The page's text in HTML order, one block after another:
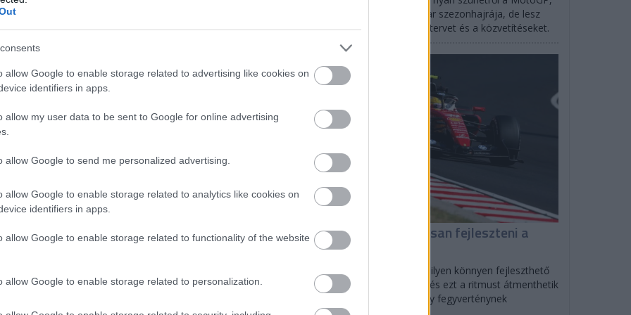
allow Google to enable storage related to advertising like cookies on
identifiers in apps.
allow my user data to be sent to Google for online advertising
allow Google to send me personalized advertising.
allow Google to enable storage related to analytics like cookies on
identifiers in apps.
allow Google to enable storage related to functionality of the website
allow Google to enable storage related to personalization.
hiszen Katar évadnyitóként szerepelt a
miatt elhalasztották a márciusi futamot –, ehelyett viszont
hiszen míg Katarban egy 1812 km-es, Bahreinben pedig 8
a legtöbb WEC-fordulónak megfelelően hat órán át
16-18-i hétvégén látogat a mezőny – méghozzá a WEC
6-8-án kerül sor (itt legutóbb 2021 és 2023 között
6-án Austinban és szeptember 27-én Fujiban
F1 egyelőre kivár a november végi-december eleji Katari és
Nagydíjat Sepangban pótolják), amelyek lefújása
ben ugyancsak kérdőjeles a katari állomás sorsa,
emiatt arrébb az idényt lezáró Portimao–Valencia párost).
Portlandban indul az IndyCar szezonhajrája, de lesz
NASCAR is: mutatjuk az időtervet és a közvetítéseket.
Miért tud folyamatosan fejleszteni a
Ferrari?
Paolo Filisetti szerint direkt ilyen könnyen fejleszthető
autót tervezett a Scuderia, és ezt a ritmust átmenthetik
2027-re is, ami nagyon nagy fegyverténynek
F1